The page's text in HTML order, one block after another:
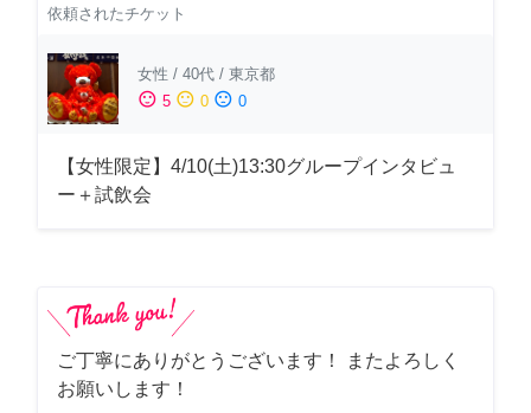
依頼されたチケット
女性 / 40代 / 東京都
sentiment_satisfied 5 sentiment_neutral 0 sentiment_dissatisfied 0
【女性限定】4/10(土)13:30グループインタビュ
ー＋試飲会
ご丁寧にありがとうございます！ またよろしく
お願いします！